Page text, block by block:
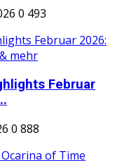
0 493
Februar
0 888